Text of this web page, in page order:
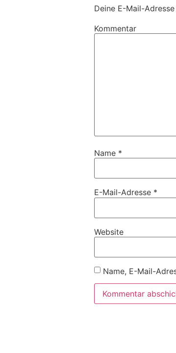
Deine E-Mail-
Kommentar
Name *
E-Mail-Adresse *
Website
Name, E-Mail-